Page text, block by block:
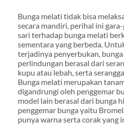
Bunga melati tidak bisa
secara mandiri, perihal ini
sari terhadap bunga melati
sementara yang berbeda.
terjadinya penyerbukan,
perlindungan berasal dari
kupu atau lebah, serta
Bunga melati merupakan
digandrungi oleh penggemar
model lain berasal dari bunga
penggemar bunga yaitu
punya warna serta corak yang